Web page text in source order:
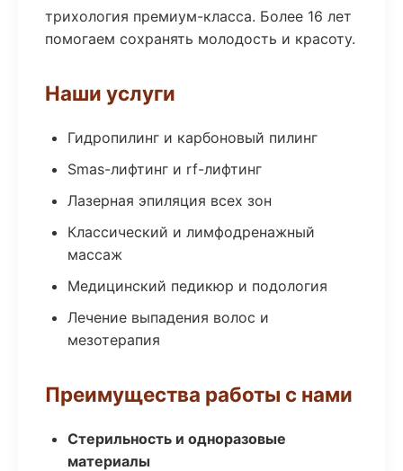
трихология премиум-класса. Более 16 лет
помогаем сохранять молодость и красоту.
Наши услуги
Гидропилинг и карбоновый пилинг
Smas-лифтинг и rf-лифтинг
Лазерная эпиляция всех зон
Классический и лимфодренажный
массаж
Медицинский педикюр и подология
Лечение выпадения волос и
мезотерапия
Преимущества работы с нами
Стерильность и одноразовые
материалы